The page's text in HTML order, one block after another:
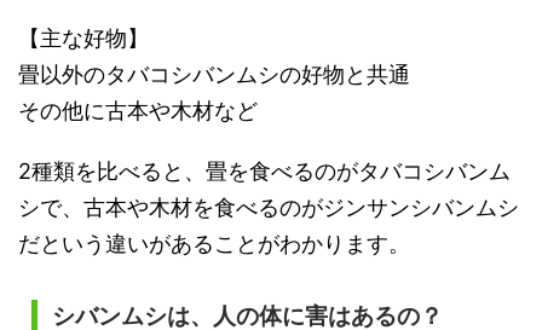
【主な好物】
畳以外のタバコシバンムシの好物と共通
その他に古本や木材など
2種類を比べると、畳を食べるのがタバコシバンム
シで、古本や木材を食べるのがジンサンシバンムシ
だという違いがあることがわかります。
シバンムシは、人の体に害はあるの？